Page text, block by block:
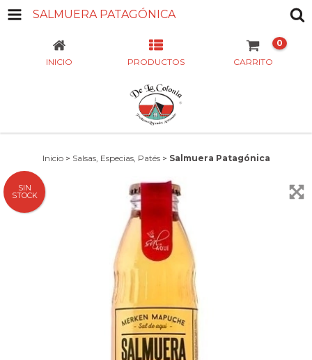
SALMUERA PATAGÓNICA
INICIO PRODUCTOS CARRITO
0
Inicio > Salsas, Especias, Patés > Salmuera Patagónica
SIN
STOCK